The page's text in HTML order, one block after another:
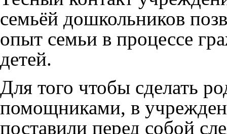
семьёй дошкольников
опыт семьи в процессе
детей.
Для того чтобы сделать
помощниками, в
поставили перед собой